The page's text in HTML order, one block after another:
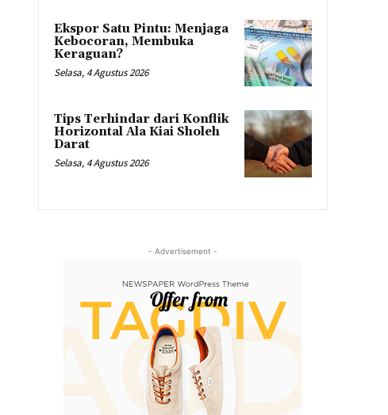
Ekspor Satu Pintu: Menjaga
Kebocoran, Membuka
Keraguan?
Selasa, 4 Agustus 2026
Tips Terhindar dari Konflik
Horizontal Ala Kiai Sholeh
Darat
Selasa, 4 Agustus 2026
- Advertisement -